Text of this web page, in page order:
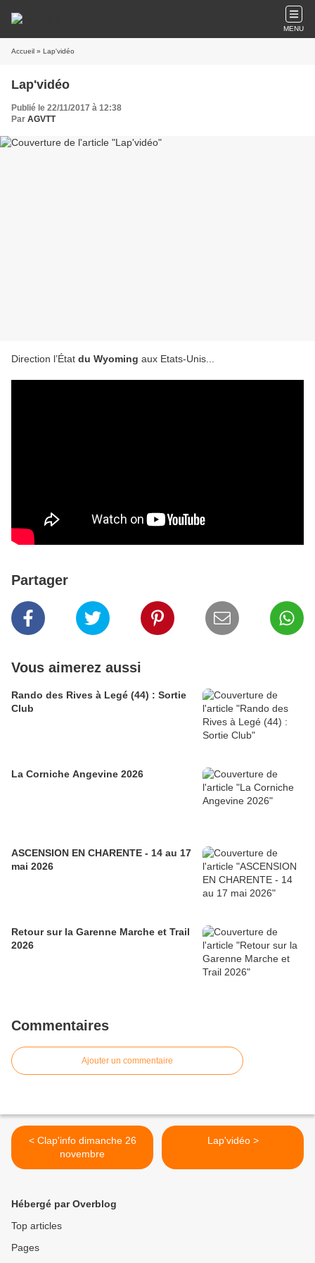
MENU
Accueil » Lap'vidéo
Lap'vidéo
Publié le 22/11/2017 à 12:38
Par AGVTT
Direction l’État du Wyoming aux Etats-Unis...
Partager
Vous aimerez aussi
Rando des Rives à Legé (44) : Sortie
Club
La Corniche Angevine 2026
ASCENSION EN CHARENTE - 14 au 17
mai 2026
Retour sur la Garenne Marche et Trail
2026
Commentaires
Ajouter un commentaire
< Clap'info dimanche 26
novembre
Lap'vidéo >
Hébergé par Overblog
Top articles
Pages